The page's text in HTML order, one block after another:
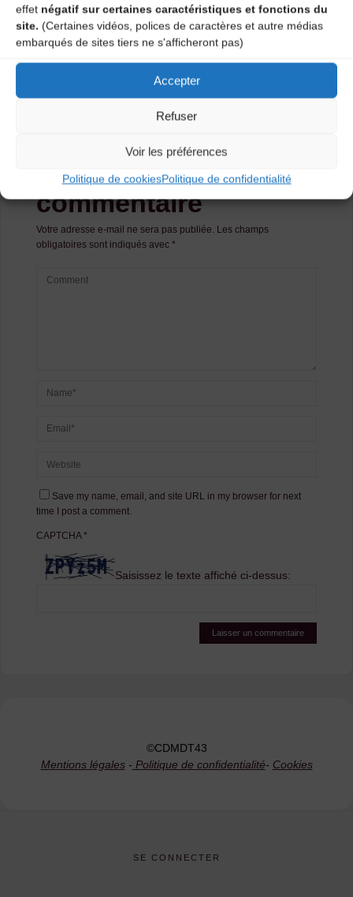
effet négatif sur certaines caractéristiques et fonctions du
site. (Certaines vidéos, polices de caractères et autre médias
embarqués de sites tiers ne s'afficheront pas)
Accepter
Refuser
Voir les préférences
Politique de cookiesPolitique de confidentialité
Agenda
Journée du conte en occitan
Laisser un
commentaire
Votre adresse e-mail ne sera pas publiée. Les champs
obligatoires sont indiqués avec *
Save my name, email, and site URL in my browser for next
time I post a comment.
CAPTCHA*
Saisissez le texte affiché ci-dessus:
©CDMDT43
Mentions légales- Politique de confidentialité- Cookies
SE CONNECTER